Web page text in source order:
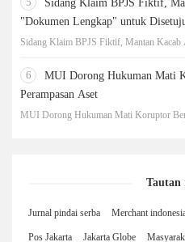
Sidang Klaim BPJS Fiktif,
"Dokumen Lengkap" untuk
Sidang Klaim BPJS Fiktif, Mantan
6
MUI Dorong Hukuman Mati
Perampasan Aset
MUI Dorong Hukuman Mati Koruptor
Tautan
Jurnal pindai serba Merchant
Pos Jakarta Jakarta Globe